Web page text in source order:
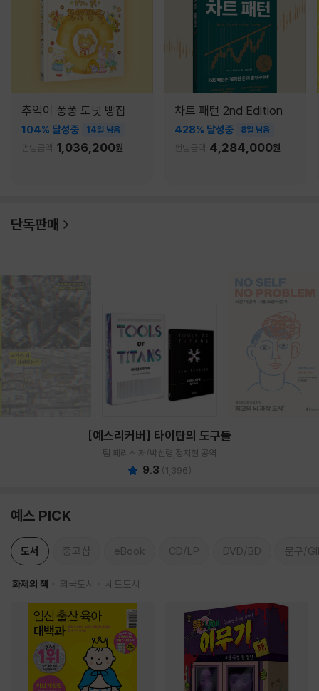
추억이 퐁퐁 도넛 빵집
104% 달성중 14일 남음
펀딩금액 1,036,200원
차트 패턴 2nd Edition
428% 달성중 8일 남음
펀딩금액 4,284,000원
단독판매
[예스리커버] 타이탄의 도구들
팀 페리스 저/박선령,정지현 공역
9.3 (1,396)
예스 PICK
도서 중고샵 eBook CD/LP DVD/BD 문구/
화제의 책 외국도서 세트도서